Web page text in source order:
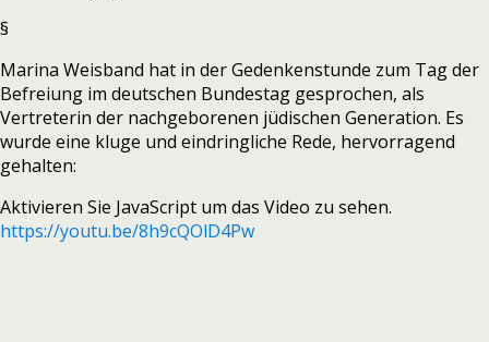
§
Marina Weisband hat in der Gedenkenstunde zum Tag der
Befreiung im deutschen Bundestag gesprochen, als
Vertreterin der nachgeborenen jüdischen Generation. Es
wurde eine kluge und eindringliche Rede, hervorragend
gehalten:
Aktivieren Sie JavaScript um das Video zu sehen.
https://youtu.be/8h9cQOlD4Pw